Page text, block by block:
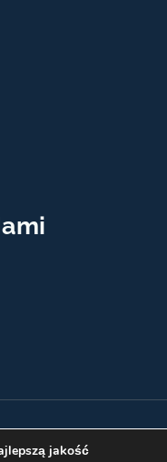
w UK
jakość